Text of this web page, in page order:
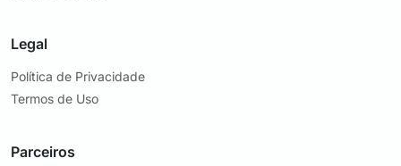
Legal
Política de Privacidade
Termos de Uso
Parceiros